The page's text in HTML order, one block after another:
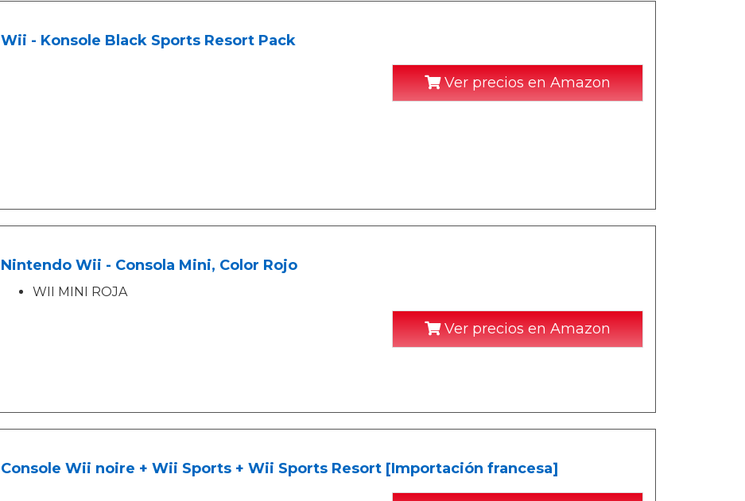
Wii - Konsole Black Sports Resort Pack
Ver precios en Amazon
Nintendo Wii - Consola Mini, Color Rojo
WII MINI ROJA
Ver precios en Amazon
Console Wii noire + Wii Sports + Wii Sports Resort [Importación francesa]